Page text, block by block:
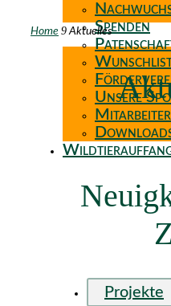
Spenden
Unsere
Mitarbeiter
Home 9 Aktuelles
Projekte